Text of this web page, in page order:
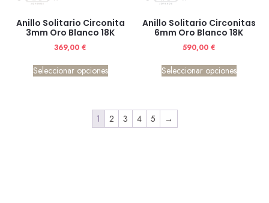
Anillo Solitario Circonita
3mm Oro Blanco 18K
369,00 €
Seleccionar opciones
Anillo Solitario Circonitas
6mm Oro Blanco 18K
590,00 €
Seleccionar opciones
1 2 3 4 5 →